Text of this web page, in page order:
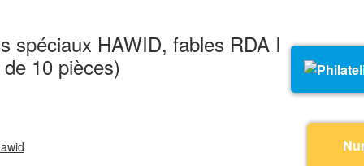
spéciaux HAWID, fables RDA I
10 pièces)